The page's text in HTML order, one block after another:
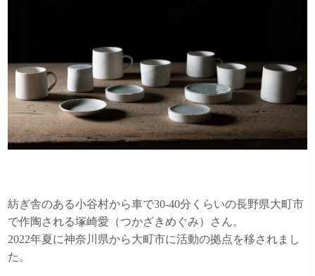
紡ぎ舎のある小谷村から車で30-40分くらいの長野県大町市
で作陶される塚崎愛（つかざきめぐみ）さん。
2022年夏に神奈川県から大町市に活動の拠点を移されまし
た。